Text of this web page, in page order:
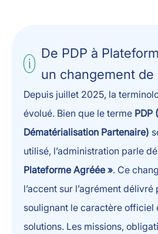
De PDP à
un changement de
Depuis juillet 2025, la
évolué. Bien que le terme PDP
Dématérialisation Partenaire)
utilisé, l’administration parle
Plateforme Agréée ». Ce
l’accent sur l’agrément délivré
soulignant le caractère officiel
solutions. Les missions,